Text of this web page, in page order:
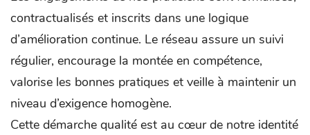
contractualisés et inscrits dans une logique
d’amélioration continue. Le réseau assure un suivi
régulier, encourage la montée en compétence,
valorise les bonnes pratiques et veille à maintenir un
niveau d’exigence homogène.
Cette démarche qualité est au cœur de notre identité